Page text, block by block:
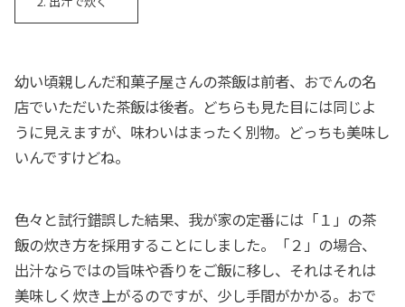
幼い頃親しんだ和菓子屋さんの茶飯は前者、おでんの名
店でいただいた茶飯は後者。どちらも見た目には同じよ
うに見えますが、味わいはまったく別物。どっちも美味し
いんですけどね。
色々と試行錯誤した結果、我が家の定番には「１」の茶
飯の炊き方を採用することにしました。「２」の場合、
出汁ならではの旨味や香りをご飯に移し、それはそれは
美味しく炊き上がるのですが、少し手間がかかる。おで